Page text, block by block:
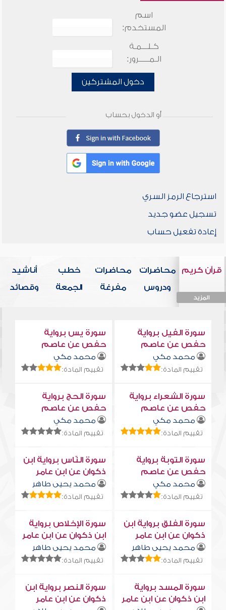
اسم
المستخدم:
كـلـــمـة
الـمـــــرور:
دخول المشتركين
أو الدخول بحساب
استرجاع الرمز السري
تسجيل عضو جديد
إعادة تفعيل حساب
قرآن كريم
المزيد
محاضرات
ودروس
محاضرات
مفرغة
خطب
الجمعة
أناشيد
وقصائد
سورة الفيل برواية
حفص عن عاصم
محمد مكي
تقييم المادة:
سورة يس برواية
حفص عن عاصم
محمد مكي
تقييم المادة:
سورة الشعراء برواية
حفص عن عاصم
محمد مكي
تقييم المادة:
سورة الحج برواية
حفص عن عاصم
محمد مكي
تقييم المادة:
سورة التوبة برواية
حفص عن عاصم
محمد مكي
تقييم المادة:
سورة النّاس برواية ابن
ذكوان عن ابن عامر
محمد يحيى طاهر
تقييم المادة:
سورة الفلق برواية ابن
ذكوان عن ابن عامر
محمد يحيى طاهر
تقييم المادة:
سورة الإخلاص برواية
ابن ذكوان عن ابن عامر
محمد يحيى طاهر
تقييم المادة:
سورة المسد برواية
ابن ذكوان عن ابن عامر
سورة النصر برواية ابن
ذكوان عن ابن عامر